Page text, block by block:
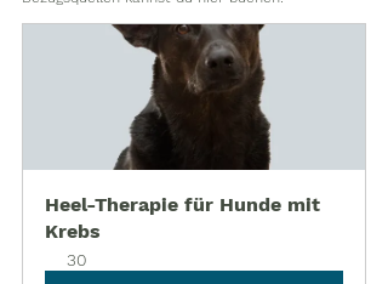
Heel-Therapie für Hunde mit
Krebs
30